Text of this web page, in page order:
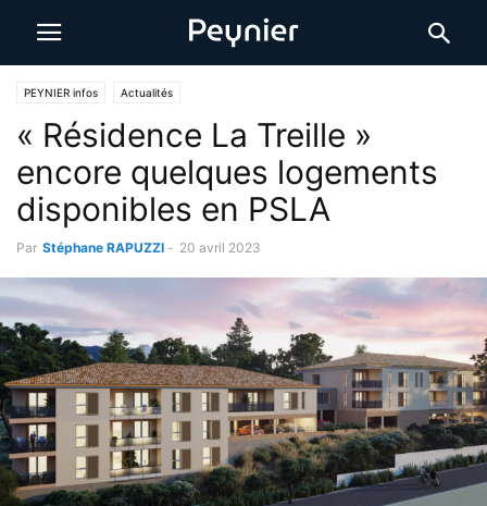
PEYNIER infos Actualités
« Résidence La Treille »
encore quelques logements
disponibles en PSLA
Par Stéphane RAPUZZI - 20 avril 2023